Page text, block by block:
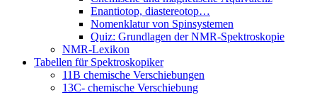
Enantiotop, diastereotop…
Nomenklatur von Spinsystemen
Quiz: Grundlagen der NMR-Spektroskopie
NMR-Lexikon
Tabellen für Spektroskopiker
11B chemische Verschiebungen
13C- chemische Verschiebung